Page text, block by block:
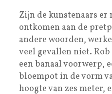
Zijn de kunstenaars er
ontkomen aan de
andere woorden,
veel gevallen niet.
een banaal voorwerp,
bloempot in de vorm
hoogte van zes meter,